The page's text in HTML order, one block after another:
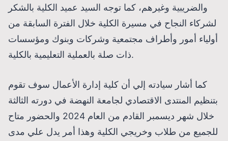
والضريبية وغيرهم، كما توجه السيد عميد الكلية بالشكر
لشركاء النجاح في مسيرة الكلية خلال الفترة السابقة من
أولياء أمور وأطراف مجتمعية وشركات وبنوك ومؤسسات
ذات صلة بالعملية التعليمية بالكلية.
كما أشار سيادته إلي أن كلية إدارة الأعمال سوف تقوم
بتنظيم المنتدى الاقتصادي لجامعة النهضة في دورته الثالثة
خلال شهر ديسمبر القادم من العام 2024 والحضور متاح
للجميع من طلاب وخريجي الكلية وهذا أمر يدل علي مدى